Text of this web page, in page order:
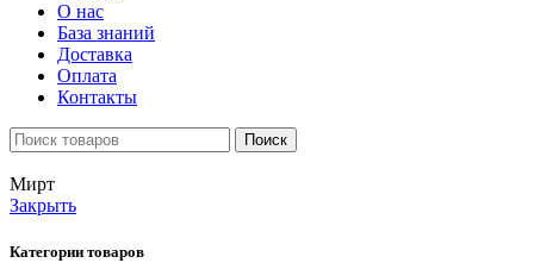
О нас
База знаний
Доставка
Оплата
Контакты
Поиск
Мирт
Закрыть
Категории товаров